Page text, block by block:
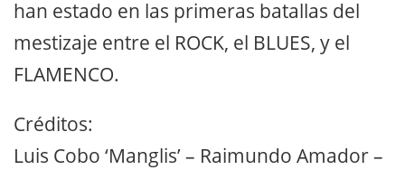
han estado en las primeras batallas del
mestizaje entre el ROCK, el BLUES, y el
FLAMENCO.
Créditos:
Luis Cobo ‘Manglis’ – Raimundo Amador –